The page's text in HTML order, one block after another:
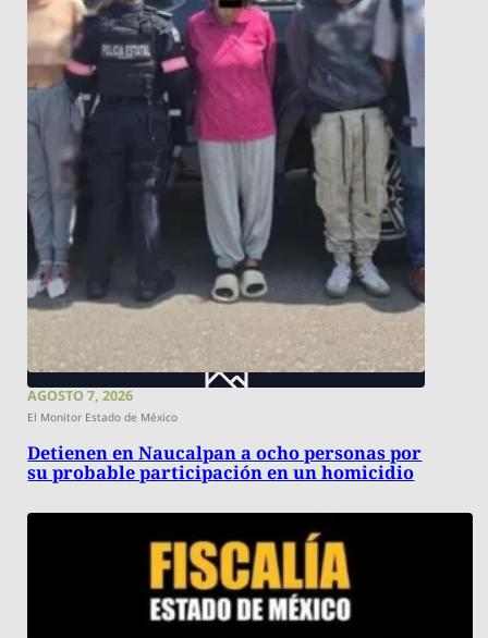
AGOSTO 7, 2026
El Monitor Estado de México
Detienen en Naucalpan a ocho personas por
su probable participación en un homicidio